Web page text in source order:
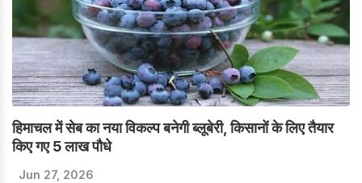
हिमाचल में सेब का नया विकल्प बनेगी ब्लूबेरी, किसानों के लिए तैयार
किए गए 5 लाख पौधे
Jun 27, 2026